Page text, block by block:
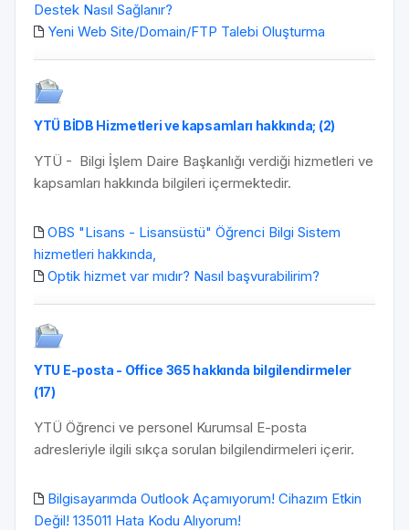
Destek Nasıl Sağlanır?
Yeni Web Site/Domain/FTP Talebi Oluşturma
YTÜ BİDB Hizmetleri ve kapsamları hakkında; (2)
YTÜ - Bilgi İşlem Daire Başkanlığı verdiği hizmetleri ve
kapsamları hakkında bilgileri içermektedir.
OBS "Lisans - Lisansüstü" Öğrenci Bilgi Sistem
hizmetleri hakkında,
Optik hizmet var mıdır? Nasıl başvurabilirim?
YTU E-posta - Office 365 hakkında bilgilendirmeler
(17)
YTÜ Öğrenci ve personel Kurumsal E-posta
adresleriyle ilgili sıkça sorulan bilgilendirmeleri içerir.
Bilgisayarımda Outlook Açamıyorum! Cihazım Etkin
Değil! 135011 Hata Kodu Alıyorum!